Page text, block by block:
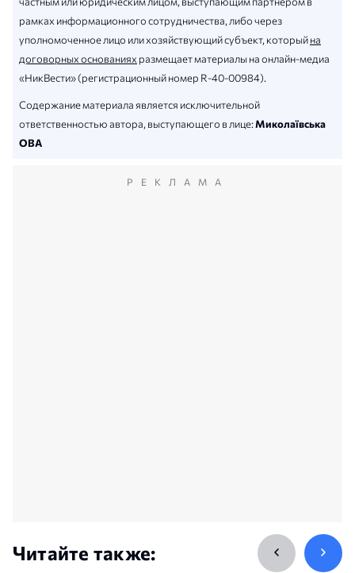
рамках информационного сотрудничества, либо через
уполномоченное лицо или хозяйствующий субъект, которыйна
договорных основаниях размещает материалы на онлайн-медиа
«НикВести» (регистрационный номер R-40-00984).
Содержание материала является исключительной
ответственностью автора, выступающего в лице:Миколаївська
ОВА
РЕКЛАМА
Читайте также: